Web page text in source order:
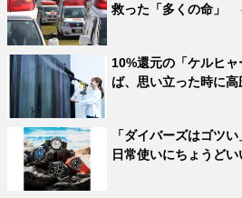
救った「多くの命」
10%還元の「ケルヒ
ば、思い立った時に
「ダイバーズはゴツ
日常使いにちょうどい